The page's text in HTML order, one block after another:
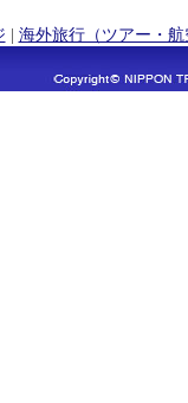
| 海外旅行（ツアー・航